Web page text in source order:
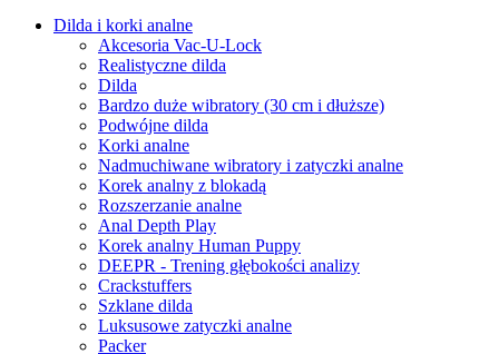
Dilda i korki analne
Akcesoria Vac-U-Lock
Realistyczne dilda
Dilda
Bardzo duże wibratory (30 cm i dłuższe)
Podwójne dilda
Korki analne
Nadmuchiwane wibratory i zatyczki analne
Korek analny z blokadą
Rozszerzanie analne
Anal Depth Play
Korek analny Human Puppy
DEEPR - Trening głębokości analizy
Crackstuffers
Szklane dilda
Luksusowe zatyczki analne
Packer